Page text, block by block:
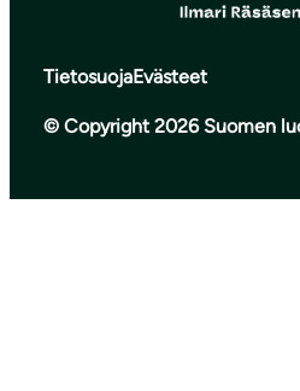
TietosuojaEvästeet
© Copyright 2026 Suomen